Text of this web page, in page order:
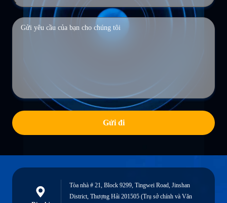
Gửi đi
Tòa nhà # 21, Block 9299, Tingwei Road, Jinshan
District, Thượng Hải 201505 (Trụ sở chính và Văn